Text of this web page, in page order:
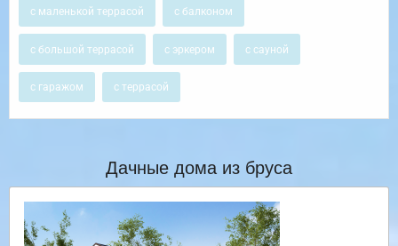
с маленькой террасой с балконом
с большой террасой с эркером с сауной
с гаражом с террасой
Дачные дома из бруса